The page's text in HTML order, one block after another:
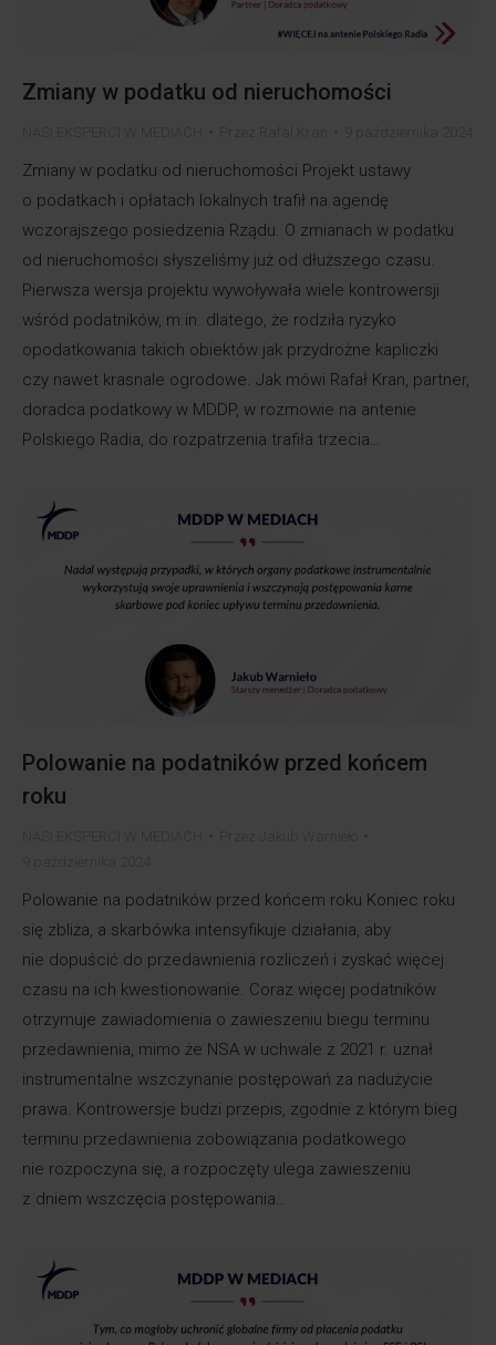
Zmiany w podatku od nieruchomości
Zmiany w podatku od nieruchomości Projekt ustawy
o podatkach i opłatach lokalnych trafił na agendę
wczorajszego posiedzenia Rządu. O zmianach w podatku
od nieruchomości słyszeliśmy już od dłuższego czasu.
Pierwsza wersja projektu wywoływała wiele kontrowersji
wśród podatników, m.in. dlatego, że rodziła ryzyko
opodatkowania takich obiektów jak przydrożne kapliczki
czy nawet krasnale ogrodowe. Jak mówi Rafał Kran, partner,
doradca podatkowy w MDDP, w rozmowie na antenie
Polskiego Radia, do rozpatrzenia trafiła trzecia…
Polowanie na podatników przed końcem
roku
Polowanie na podatników przed końcem roku Koniec roku
się zbliża, a skarbówka intensyfikuje działania, aby
nie dopuścić do przedawnienia rozliczeń i zyskać więcej
czasu na ich kwestionowanie. Coraz więcej podatników
otrzymuje zawiadomienia o zawieszeniu biegu terminu
przedawnienia, mimo że NSA w uchwale z 2021 r. uznał
instrumentalne wszczynanie postępowań za nadużycie
prawa. Kontrowersje budzi przepis, zgodnie z którym bieg
terminu przedawnienia zobowiązania podatkowego
nie rozpoczyna się, a rozpoczęty ulega zawieszeniu
z dniem wszczęcia postępowania…